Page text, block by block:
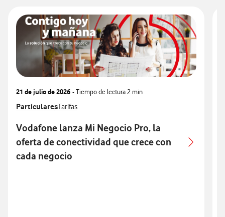
21 de julio de 2026 - Tiempo de lectura2 min
Ver más notas de prensa relacionados con
ParticularesVer más notas de prensa relacionados con
Tarifas
Vodafone lanza Mi Negocio Pro, la
oferta de conectividad que crece con
cada negocio